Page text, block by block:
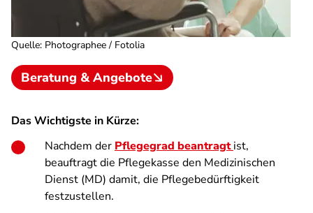
Quelle: Photographee / Fotolia
Beratung & Angebote
Das Wichtigste in Kürze:
Nachdem der Pflegegrad beantragtist,
beauftragt die Pflegekasse den Medizinischen
Dienst (MD) damit, die Pflegebedürftigkeit
festzustellen.